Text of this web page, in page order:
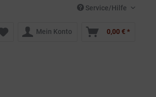
Service/Hilfe
Mein Konto 0,00 € *